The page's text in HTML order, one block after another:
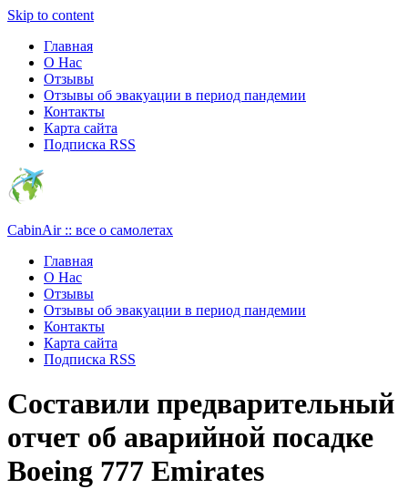
Skip to content
Главная
О Нас
Отзывы
Отзывы об эвакуации в период пандемии
Контакты
Карта сайта
Подписка RSS
CabinAir :: все о самолетах
Главная
О Нас
Отзывы
Отзывы об эвакуации в период пандемии
Контакты
Карта сайта
Подписка RSS
Составили предварительный
отчет об аварийной посадке
Boeing 777 Emirates